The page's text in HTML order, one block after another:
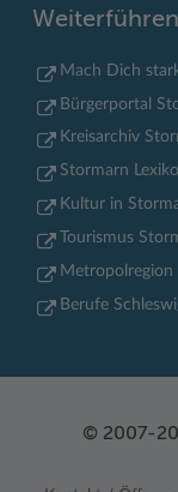
Mach Dich
Bürgerportal
Kreisarchiv
Stormarn
Kultur in
Tourismus
Metropolregion
Berufe
© 2007-